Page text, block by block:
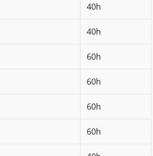
40h
40h
60h
60h
60h
60h